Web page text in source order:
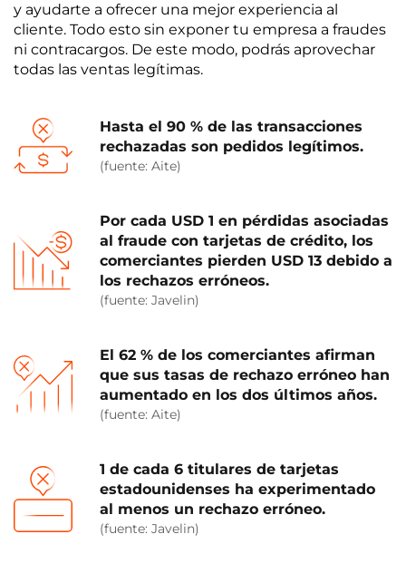
y ayudarte a ofrecer una mejor experiencia al
cliente. Todo esto sin exponer tu empresa a fraudes
ni contracargos. De este modo, podrás aprovechar
todas las ventas legítimas.
Hasta el 90 % de las transacciones
rechazadas son pedidos legítimos.
(fuente: Aite)
Por cada USD 1 en pérdidas asociadas
al fraude con tarjetas de crédito, los
comerciantes pierden USD 13 debido a
los rechazos erróneos.
(fuente: Javelin)
El 62 % de los comerciantes afirman
que sus tasas de rechazo erróneo han
aumentado en los dos últimos años.
(fuente: Aite)
1 de cada 6 titulares de tarjetas
estadounidenses ha experimentado
al menos un rechazo erróneo.
(fuente: Javelin)